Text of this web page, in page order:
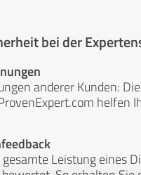
bei der
anderer Kunden:
helfen
Leistung eines